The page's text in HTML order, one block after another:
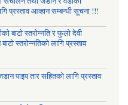
प्रस्ताव आव्हान सम्बन्धी सूचना !!!
बाटो स्तरोन्नति र फुलो देवी
स्तरोन्नतिको लागि प्रस्ताव
पाइप तार सहितको लागि प्रस्ताव